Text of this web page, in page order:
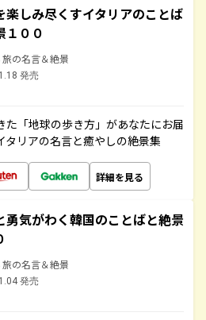
楽しみ尽くすイタリアのことば
１００
旅の名言＆絶景
発売
た「地球の歩き方」があなたにお届
タリアの名言と癒やしの絶景集
詳細を見る
勇気がわく韓国のことばと絶景
旅の名言＆絶景
発売